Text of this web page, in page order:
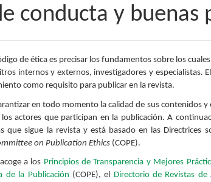
conducta y buenas
de ética es precisar los fundamentos sobre los
internos y externos, investigadores y especialistas.
como requisito para publicar en la revista.
en todo momento la calidad de sus contenidos
actores que participan en la publicación. A
que sigue la revista y está basado en las Directrices
on Publication Ethics (COPE).
a los Principios de Transparencia y Mejores
de la Publicación (COPE), el Directorio de Revistas de